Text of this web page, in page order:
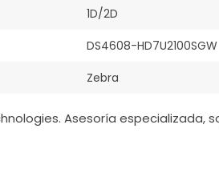
1D/2D
DS4608-HD7U2100SGW
Zebra
Asesoría especializada,